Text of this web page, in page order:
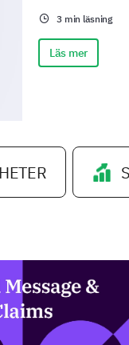
3 min läsning
Läs mer